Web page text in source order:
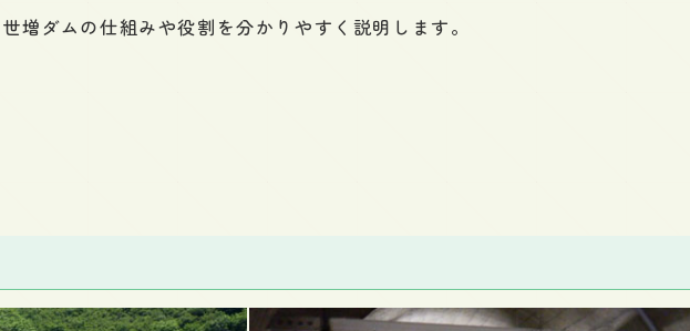
世増ダムの仕組みや役割を分かりやすく説明します。